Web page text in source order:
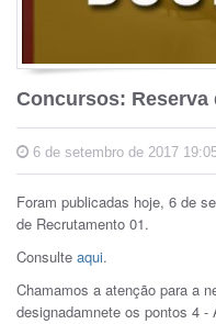
Concursos: Reserva
6 de setembro de 2017
Foram publicadas hoje, 6 de
de Recrutamento 01.
Consulte aqui.
Chamamos a atenção para a
designadamnete os pontos 4